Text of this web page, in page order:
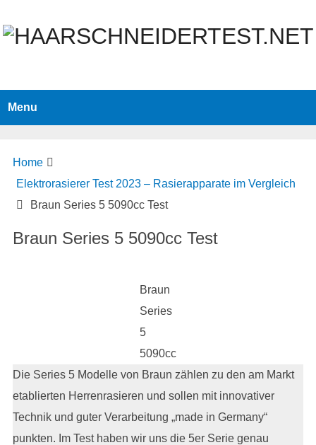
Menu
Home
Elektrorasierer Test 2023 – Rasierapparate im Vergleich
Braun Series 5 5090cc Test
Braun Series 5 5090cc Test
Braun
Series
5
5090cc
Die Series 5 Modelle von Braun zählen zu den am Markt
etablierten Herrenrasieren und sollen mit innovativer
Technik und guter Verarbeitung „made in Germany“
punkten. Im Test haben wir uns die 5er Serie genau